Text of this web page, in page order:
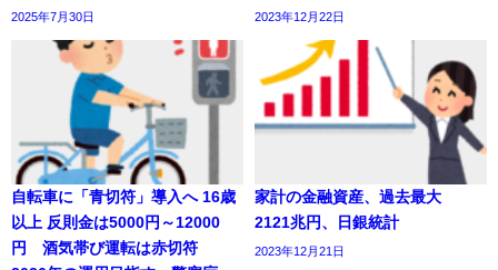
2025年7月30日 2023年12月22日
自転車に「青切符」導入へ 16歳
以上 反則金は5000円～12000
円 酒気帯び運転は赤切符
家計の金融資産、過去最大
2121兆円、日銀統計
2023年12月21日